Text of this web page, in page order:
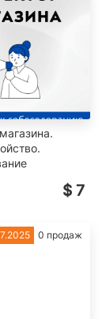
$ 7
0 продаж